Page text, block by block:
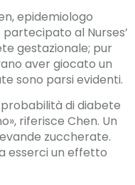
epidemiologo
al Nurses’
gestazionale; pur
aver giocato un
sono parsi evidenti.
di diabete
riferisce Chen. Un
zuccherate.
esserci un effetto